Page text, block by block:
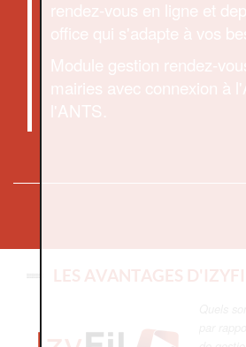
rendez-vous en ligne et
office qui s'adapte à vos
Module gestion rendez-
mairies avec connexion à
l'ANTS.
LES AVANTAGES
Quels
par